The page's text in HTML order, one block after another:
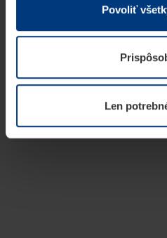
Z právneho hľadiska
prevádzku tejto stránky. Pre
potrebujeme Vaše povolenie.
kedykoľvek zmeniť alebo
našej webovej stránky.
Povoliť
Len